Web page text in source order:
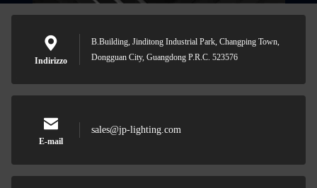
Indirizzo
B.Building, Jinditong Industrial Park, Changping Town,
Dongguan City, Guangdong P.R.C. 523576
E-mail
sales@jp-lighting.com